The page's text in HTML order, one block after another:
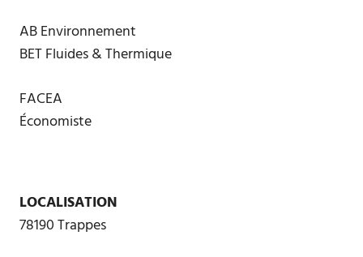
AB Environnement
BET Fluides & Thermique
FACEA
Économiste
LOCALISATION
78190 Trappes